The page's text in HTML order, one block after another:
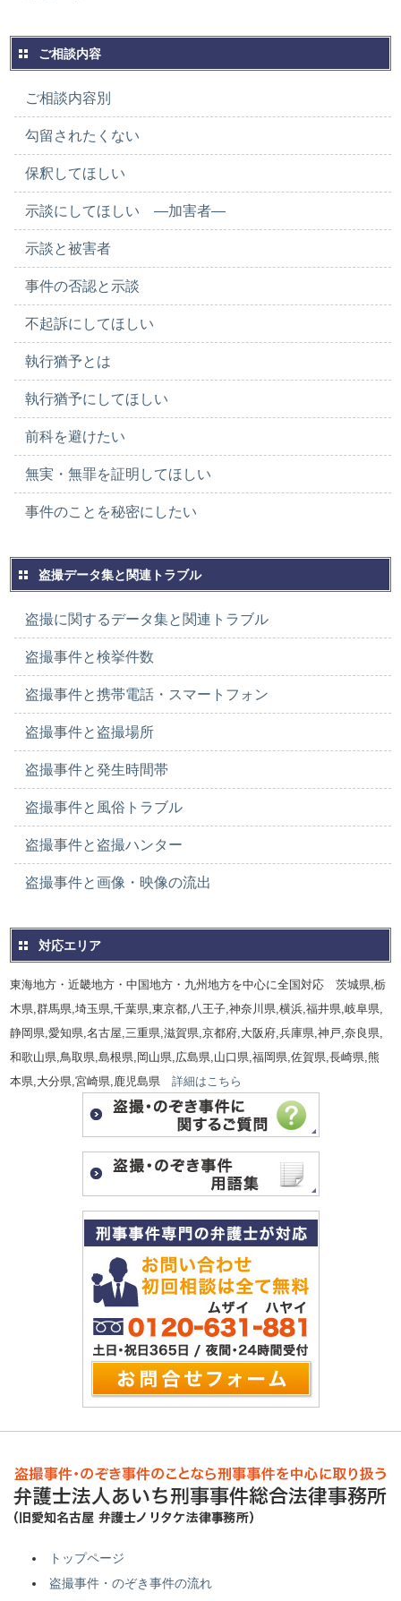
ご相談内容
ご相談内容別
勾留されたくない
保釈してほしい
示談にしてほしい ―加害者―
示談と被害者
事件の否認と示談
不起訴にしてほしい
執行猶予とは
執行猶予にしてほしい
前科を避けたい
無実・無罪を証明してほしい
事件のことを秘密にしたい
盗撮データ集と関連トラブル
盗撮に関するデータ集と関連トラブル
盗撮事件と検挙件数
盗撮事件と携帯電話・スマートフォン
盗撮事件と盗撮場所
盗撮事件と発生時間帯
盗撮事件と風俗トラブル
盗撮事件と盗撮ハンター
盗撮事件と画像・映像の流出
対応エリア
東海地方・近畿地方・中国地方・九州地方を中心に全国対応 茨城県,栃
木県,群馬県,埼玉県,千葉県,東京都,八王子,神奈川県,横浜,福井県,岐阜県,
静岡県,愛知県,名古屋,三重県,滋賀県,京都府,大阪府,兵庫県,神戸,奈良県,
和歌山県,鳥取県,島根県,岡山県,広島県,山口県,福岡県,佐賀県,長崎県,熊
本県,大分県,宮崎県,鹿児島県詳細はこちら
トップページ
盗撮事件・のぞき事件の流れ